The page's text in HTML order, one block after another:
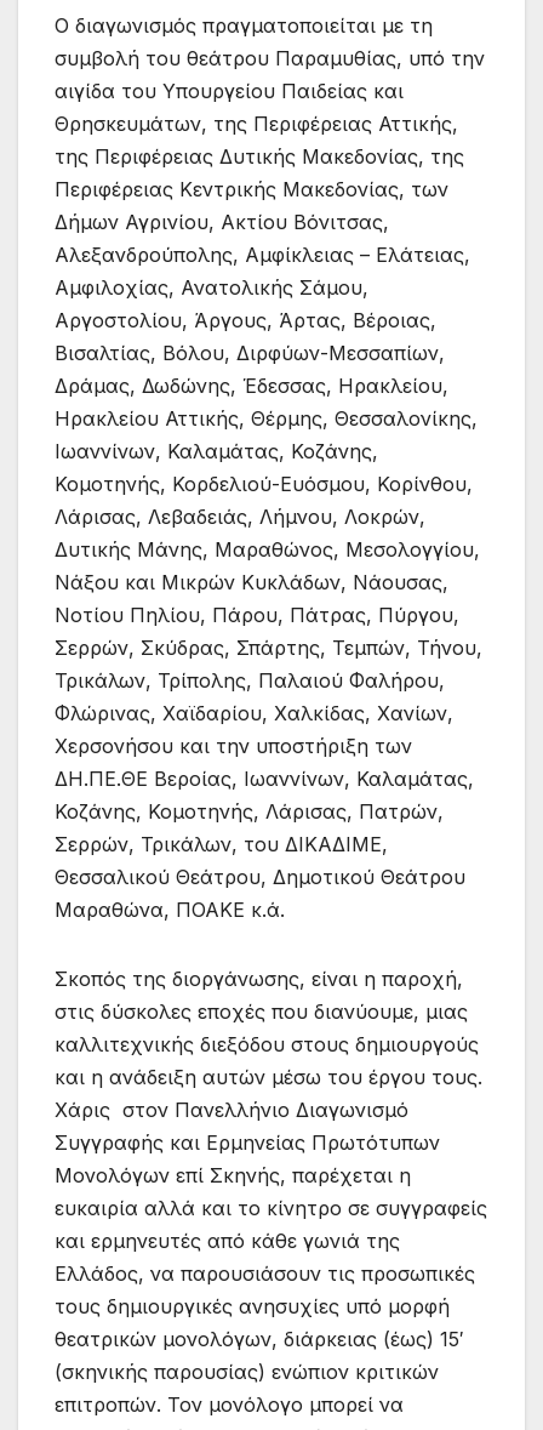
Ο διαγωνισμός πραγματοποιείται με τη
συμβολή του θεάτρου Παραμυθίας, υπό την
αιγίδα του Υπουργείου Παιδείας και
Θρησκευμάτων, της Περιφέρειας Αττικής,
της Περιφέρειας Δυτικής Μακεδονίας, της
Περιφέρειας Κεντρικής Μακεδονίας, των
Δήμων Αγρινίου, Ακτίου Βόνιτσας,
Αλεξανδρούπολης, Αμφίκλειας – Ελάτειας,
Αμφιλοχίας, Ανατολικής Σάμου,
Αργοστολίου, Άργους, Άρτας, Βέροιας,
Βισαλτίας, Βόλου, Διρφύων-Μεσσαπίων,
Δράμας, Δωδώνης, Έδεσσας, Ηρακλείου,
Ηρακλείου Αττικής, Θέρμης, Θεσσαλονίκης,
Ιωαννίνων, Καλαμάτας, Κοζάνης,
Κομοτηνής, Κορδελιού-Ευόσμου, Κορίνθου,
Λάρισας, Λεβαδειάς, Λήμνου, Λοκρών,
Δυτικής Μάνης, Μαραθώνος, Μεσολογγίου,
Νάξου και Μικρών Κυκλάδων, Νάουσας,
Νοτίου Πηλίου, Πάρου, Πάτρας, Πύργου,
Σερρών, Σκύδρας, Σπάρτης, Τεμπών, Τήνου,
Τρικάλων, Τρίπολης, Παλαιού Φαλήρου,
Φλώρινας, Χαϊδαρίου, Χαλκίδας, Χανίων,
Χερσονήσου και την υποστήριξη των
ΔΗ.ΠΕ.ΘΕ Βεροίας, Ιωαννίνων, Καλαμάτας,
Κοζάνης, Κομοτηνής, Λάρισας, Πατρών,
Σερρών, Τρικάλων, του ΔΙΚΑΔΙΜΕ,
Θεσσαλικού Θεάτρου, Δημοτικού Θεάτρου
Μαραθώνα, ΠΟΑΚΕ κ.ά.
Σκοπός της διοργάνωσης, είναι η παροχή,
στις δύσκολες εποχές που διανύουμε, μιας
καλλιτεχνικής διεξόδου στους δημιουργούς
και η ανάδειξη αυτών μέσω του έργου τους.
Χάρις στον Πανελλήνιο Διαγωνισμό
Συγγραφής και Ερμηνείας Πρωτότυπων
Μονολόγων επί Σκηνής, παρέχεται η
ευκαιρία αλλά και το κίνητρο σε συγγραφείς
και ερμηνευτές από κάθε γωνιά της
Ελλάδος, να παρουσιάσουν τις προσωπικές
τους δημιουργικές ανησυχίες υπό μορφή
θεατρικών μονολόγων, διάρκειας (έως) 15′
(σκηνικής παρουσίας) ενώπιον κριτικών
επιτροπών. Τον μονόλογο μπορεί να